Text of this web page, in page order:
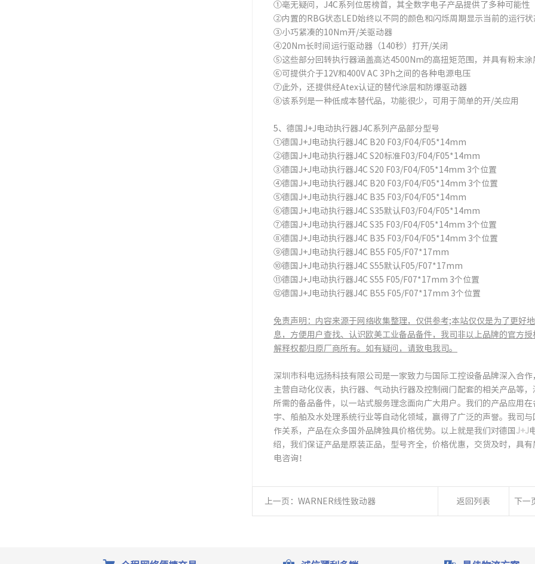
①毫无疑问，J4C系列位居榜首，其全数字电子产品提供了多种可能性
②内置的RBG状态LED始终以不同的颜色和闪烁周期显示当前的运行状
③小巧紧凑的10Nm开/关驱动器
④20Nm长时间运行驱动器（140秒）打开/关闭
⑤这些部分回转执行器涵盖高达4500Nm的高扭矩范围，并具有粉末涂
⑥可提供介于12V和400V AC 3Ph之间的各种电源电压
⑦此外，还提供经Atex认证的替代涂层和防爆驱动器
⑧该系列是一种低成本替代品，功能很少，可用于简单的开/关应用
5、德国J+J电动执行器J4C系列产品部分型号
①德国J+J电动执行器J4C B20 F03/F04/F05*14mm
②德国J+J电动执行器J4C S20标准F03/F04/F05*14mm
③德国J+J电动执行器J4C S20 F03/F04/F05*14mm 3个位置
④德国J+J电动执行器J4C B20 F03/F04/F05*14mm 3个位置
⑤德国J+J电动执行器J4C B35 F03/F04/F05*14mm
⑥德国J+J电动执行器J4C S35默认F03/F04/F05*14mm
⑦德国J+J电动执行器J4C S35 F03/F04/F05*14mm 3个位置
⑧德国J+J电动执行器J4C B35 F03/F04/F05*14mm 3个位置
⑨德国J+J电动执行器J4C B55 F05/F07*17mm
⑩德国J+J电动执行器J4C S55默认F05/F07*17mm
⑪德国J+J电动执行器J4C S55 F05/F07*17mm 3个位置
⑫德国J+J电动执行器J4C B55 F05/F07*17mm 3个位置
免责声明：内容来源于网络收集整理，仅供参考;本站仅仅是为了更好
息，方便用户查找、认识欧美工业备品备件，我司非以上品牌的官方
解释权都归原厂商所有。如有疑问，请致电我司。
深圳市科电远扬科技有限公司是一家致力与国际工控设备品牌深入合
主营自动化仪表，执行器、气动执行器及控制阀门配套的相关产品等
所需的备品备件，以一站式服务理念面向广大用户。我们的产品应用
宇、船舶及水处理系统行业等自动化领域，赢得了广泛的声誉。我司
作关系，产品在众多国外品牌独具价格优势。以上就是我们对德国 J+J
绍，我们保证产品是原装正品，型号齐全，价格优惠，交货及时，具
电咨询！
上一页： WARNER线性致动器 返回列表 下一